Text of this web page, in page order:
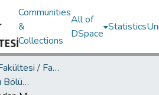
Communities
&
Collections
All of
DSpace
Statistics
Fen Edebiyat Fakültesi / Faculty of Letters and Sciences
Türk Dili ve Edebiyatı Bölümü / Department of Turkish Language and Literature